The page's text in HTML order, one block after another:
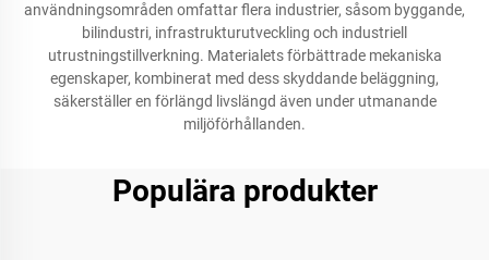
användningsområden omfattar flera industrier, såsom byggande,
bilindustri, infrastrukturutveckling och industriell
utrustningstillverkning. Materialets förbättrade mekaniska
egenskaper, kombinerat med dess skyddande beläggning,
säkerställer en förlängd livslängd även under utmanande
miljöförhållanden.
Populära produkter